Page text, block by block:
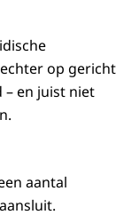
op gericht
– en juist niet
aantal